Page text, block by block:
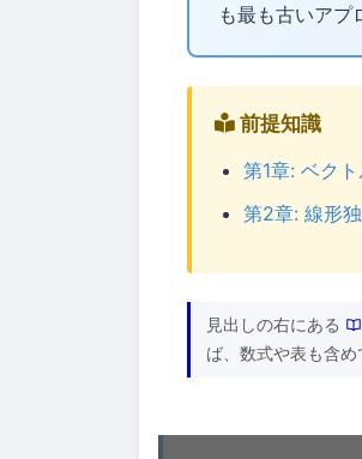
も最も古いアプ
前提知識
第1章: ベク
第2章: 線形
見出しの右にある
ば、数式や表も含め